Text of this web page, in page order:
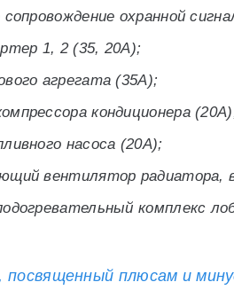
охранной
1, 2 (35, 20А);
агрегата (35А);
кондиционера
насоса (20А);
вентилятор радиатора,
комплекс
плюсам и